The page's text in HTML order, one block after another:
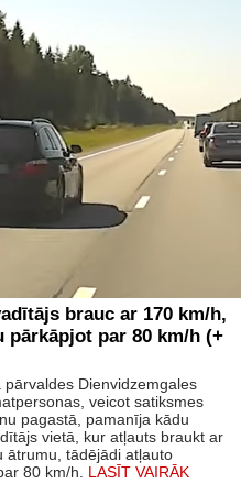
brauc ar 170 km/h,
pārkāpjot par 80 km/h (+
Dienvidzemgales
veicot satiksmes
pagastā, pamanīja kādu
vietā, kur atļauts braukt ar
ātrumu, tādējādi atļauto
80 km/h. LASĪT VAIRĀK